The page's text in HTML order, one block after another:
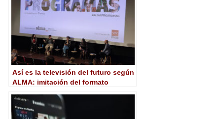
Así es la televisión del futuro según
ALMA: imitación del formato
transmedia…